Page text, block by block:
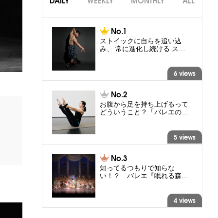
ストイックに自らを追い込
み、 常に進化し続ける ス…
6 views
お腹から足を持ち上げるって
どういうこと？「バレエの…
5 views
知ってるつもりで知らな
い！？ バレエ『眠れる森…
4 views